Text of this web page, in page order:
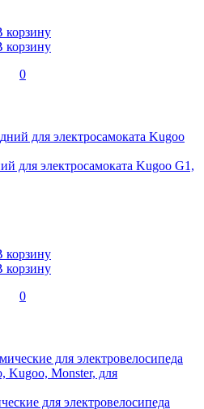
корзину
корзину
0
для электросамоката Kugoo G1,
корзину
корзину
0
для электровелосипеда